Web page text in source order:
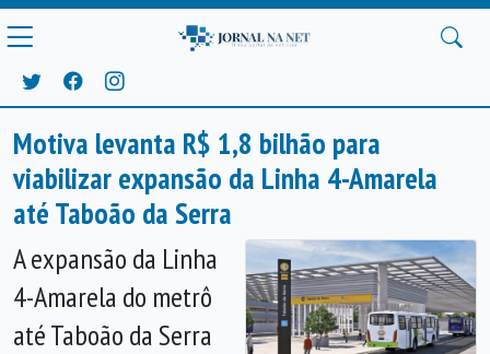
Motiva levanta R$ 1,8 bilhão para
viabilizar expansão da Linha 4-Amarela
até Taboão da Serra
A expansão da Linha
4-Amarela do metrô
até Taboão da Serra